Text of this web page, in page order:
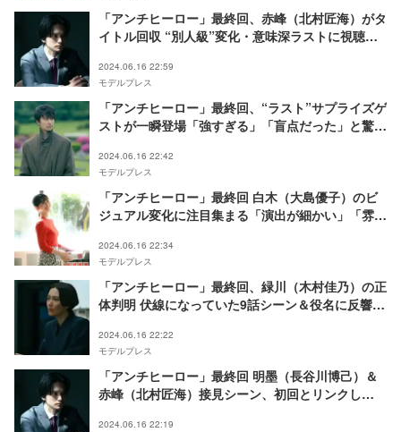
「アンチヒーロー」最終回、赤峰（北村匠海）がタ
イトル回収 “別人級”変化・意味深ラストに視聴者
2024.06.16 22:59
モデルプレス
「アンチヒーロー」最終回、“ラスト”サプライズゲ
ストが一瞬登場「強すぎる」「盲点だった」と驚き
2024.06.16 22:42
モデルプレス
「アンチヒーロー」最終回 白木（大島優子）のビ
ジュアル変化に注目集まる「演出が細かい」「雰囲
2024.06.16 22:34
モデルプレス
「アンチヒーロー」最終回、緑川（木村佳乃）の正
体判明 伏線になっていた9話シーン＆役名に反響
2024.06.16 22:22
モデルプレス
「アンチヒーロー」最終回 明墨（長谷川博己）＆
赤峰（北村匠海）接見シーン、初回とリンクし
2024.06.16 22:19